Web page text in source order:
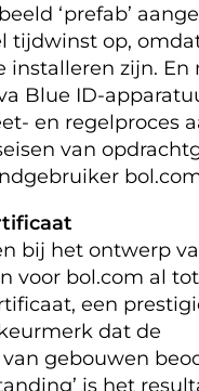
‘prefab’
tijdwinst op,
installeren zijn. En
Blue ID-
en regelproces
van
bij het ontwerp
voor bol.com al
een
dat de
gebouwen
is het